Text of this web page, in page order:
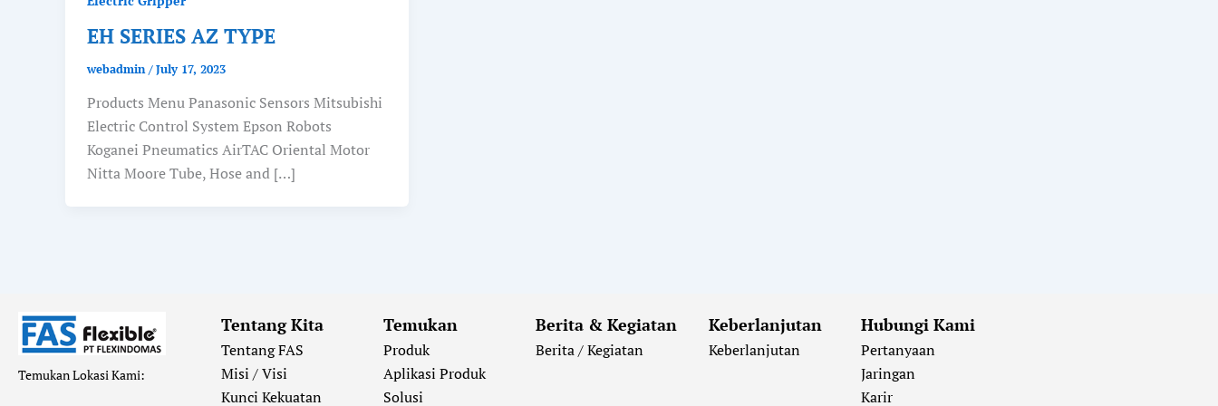
EH SERIES AZ TYPE
webadmin/July 17, 2023
Products Menu Panasonic Sensors Mitsubishi
Electric Control System Epson Robots
Koganei Pneumatics AirTAC Oriental Motor
Nitta Moore Tube, Hose and […]
Temukan Lokasi Kami:
Tentang Kita
Tentang FAS
Misi / Visi
Kunci Kekuatan
Temukan
Produk
Aplikasi Produk
Solusi
Berita & Kegiatan
Berita / Kegiatan
Keberlanjutan
Keberlanjutan
Hubungi Kami
Pertanyaan
Jaringan
Karir